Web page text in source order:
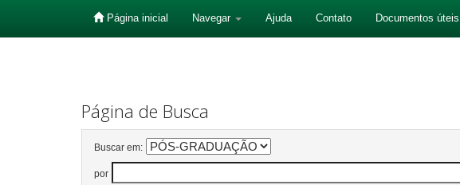
Página inicial Navegar Ajuda Contato Documentos úteis
Página de Busca
Buscar em:
por